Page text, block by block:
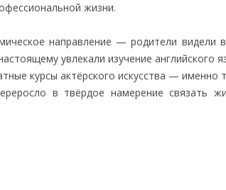
жизни.
направление — родители видели
увлекали изучение английского
курсы актёрского искусства — именно
в твёрдое намерение связать